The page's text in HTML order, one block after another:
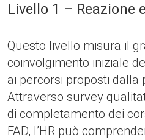
Livello 1 – Reazione
Questo livello misura il
coinvolgimento iniziale
ai percorsi proposti dalla
Attraverso survey
di completamento dei
FAD, l’HR può